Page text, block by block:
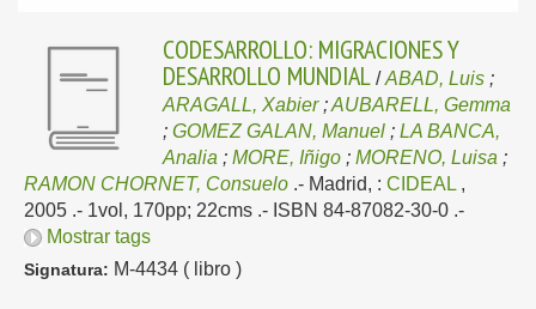
CODESARROLLO: MIGRACIONES Y
DESARROLLO MUNDIAL /ABAD, Luis ;
ARAGALL, Xabier;AUBARELL, Gemma
; GOMEZ GALAN, Manuel ; LA BANCA,
Analia ; MORE, Iñigo ; MORENO, Luisa ;
RAMON CHORNET, Consuelo .- Madrid, : CIDEAL ,
2005 .- 1vol, 170pp; 22cms .- ISBN 84-87082-30-0 .-
Mostrar tags
Signatura: M-4434 ( libro )